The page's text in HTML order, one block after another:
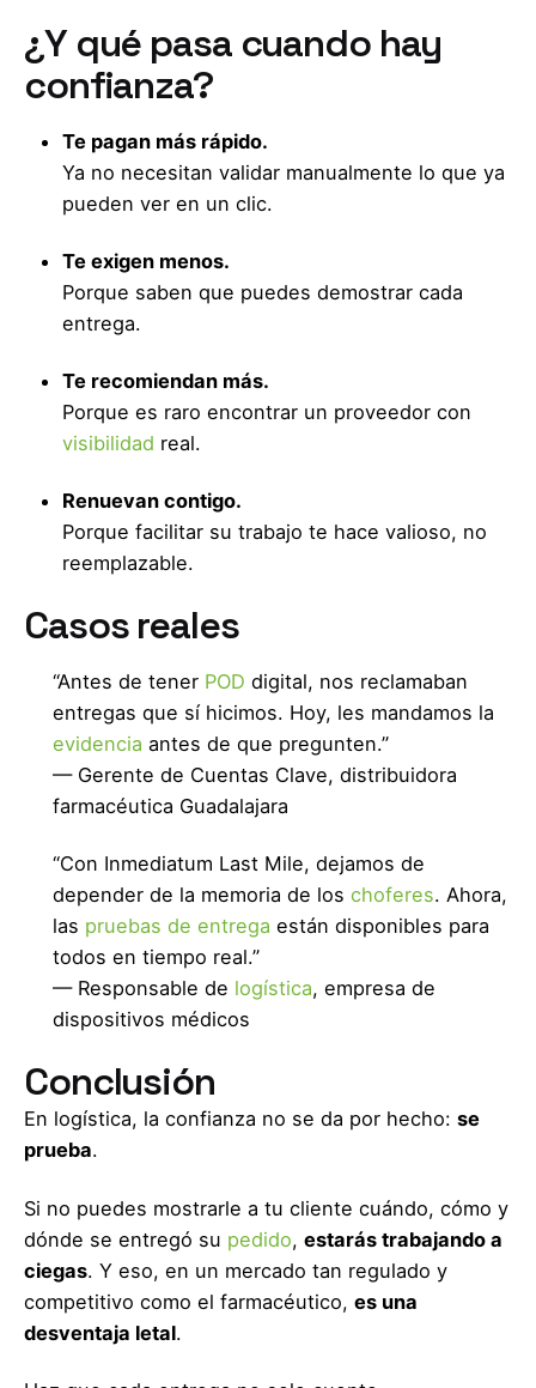
¿Y qué pasa cuando hay
confianza?
Te pagan más rápido.
Ya no necesitan validar manualmente lo que ya
pueden ver en un clic.
Te exigen menos.
Porque saben que puedes demostrar cada
entrega.
Te recomiendan más.
Porque es raro encontrar un proveedor con
visibilidad real.
Renuevan contigo.
Porque facilitar su trabajo te hace valioso, no
reemplazable.
Casos reales
“Antes de tener POD digital, nos reclamaban
entregas que sí hicimos. Hoy, les mandamos la
evidencia antes de que pregunten.”
— Gerente de Cuentas Clave, distribuidora
farmacéutica Guadalajara
“Con Inmediatum Last Mile, dejamos de
depender de la memoria de los choferes. Ahora,
las pruebas de entrega están disponibles para
todos en tiempo real.”
— Responsable de logística, empresa de
dispositivos médicos
Conclusión
En logística, la confianza no se da por hecho: se
prueba.
Si no puedes mostrarle a tu cliente cuándo, cómo y
dónde se entregó su pedido, estarás trabajando a
ciegas. Y eso, en un mercado tan regulado y
competitivo como el farmacéutico, es una
desventaja letal.